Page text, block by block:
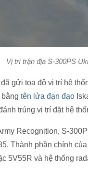
Vị trí trận địa S-300PS
gửi tọa độ vị trí hệ
tên lửa đạn đạo
trúng vị trí đặt hệ
Recognition, S-
Thành phần chính
5V55R và hệ thống